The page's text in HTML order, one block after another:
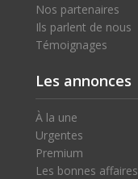
Nos partenaires
Ils parlent de nous
Témoignages
Les annonces
À la une
Urgentes
Premium
Les bonnes affaires